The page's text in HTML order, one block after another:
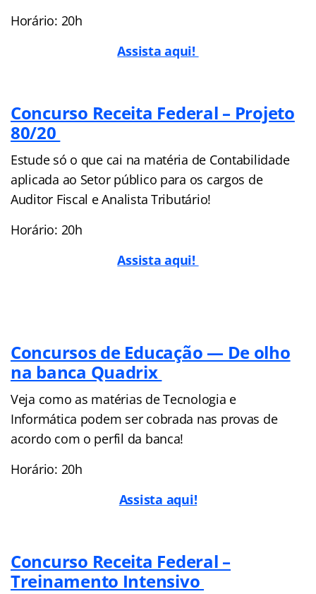
Horário: 20h
Assista aqui!
Concurso Receita Federal – Projeto
80/20
Estude só o que cai na matéria de Contabilidade
aplicada ao Setor público para os cargos de
Auditor Fiscal e Analista Tributário!
Horário: 20h
Assista aqui!
Concursos de Educação — De olho
na banca Quadrix
Veja como as matérias de Tecnologia e
Informática podem ser cobrada nas provas de
acordo com o perfil da banca!
Horário: 20h
Assista aqui!
Concurso Receita Federal –
Treinamento Intensivo